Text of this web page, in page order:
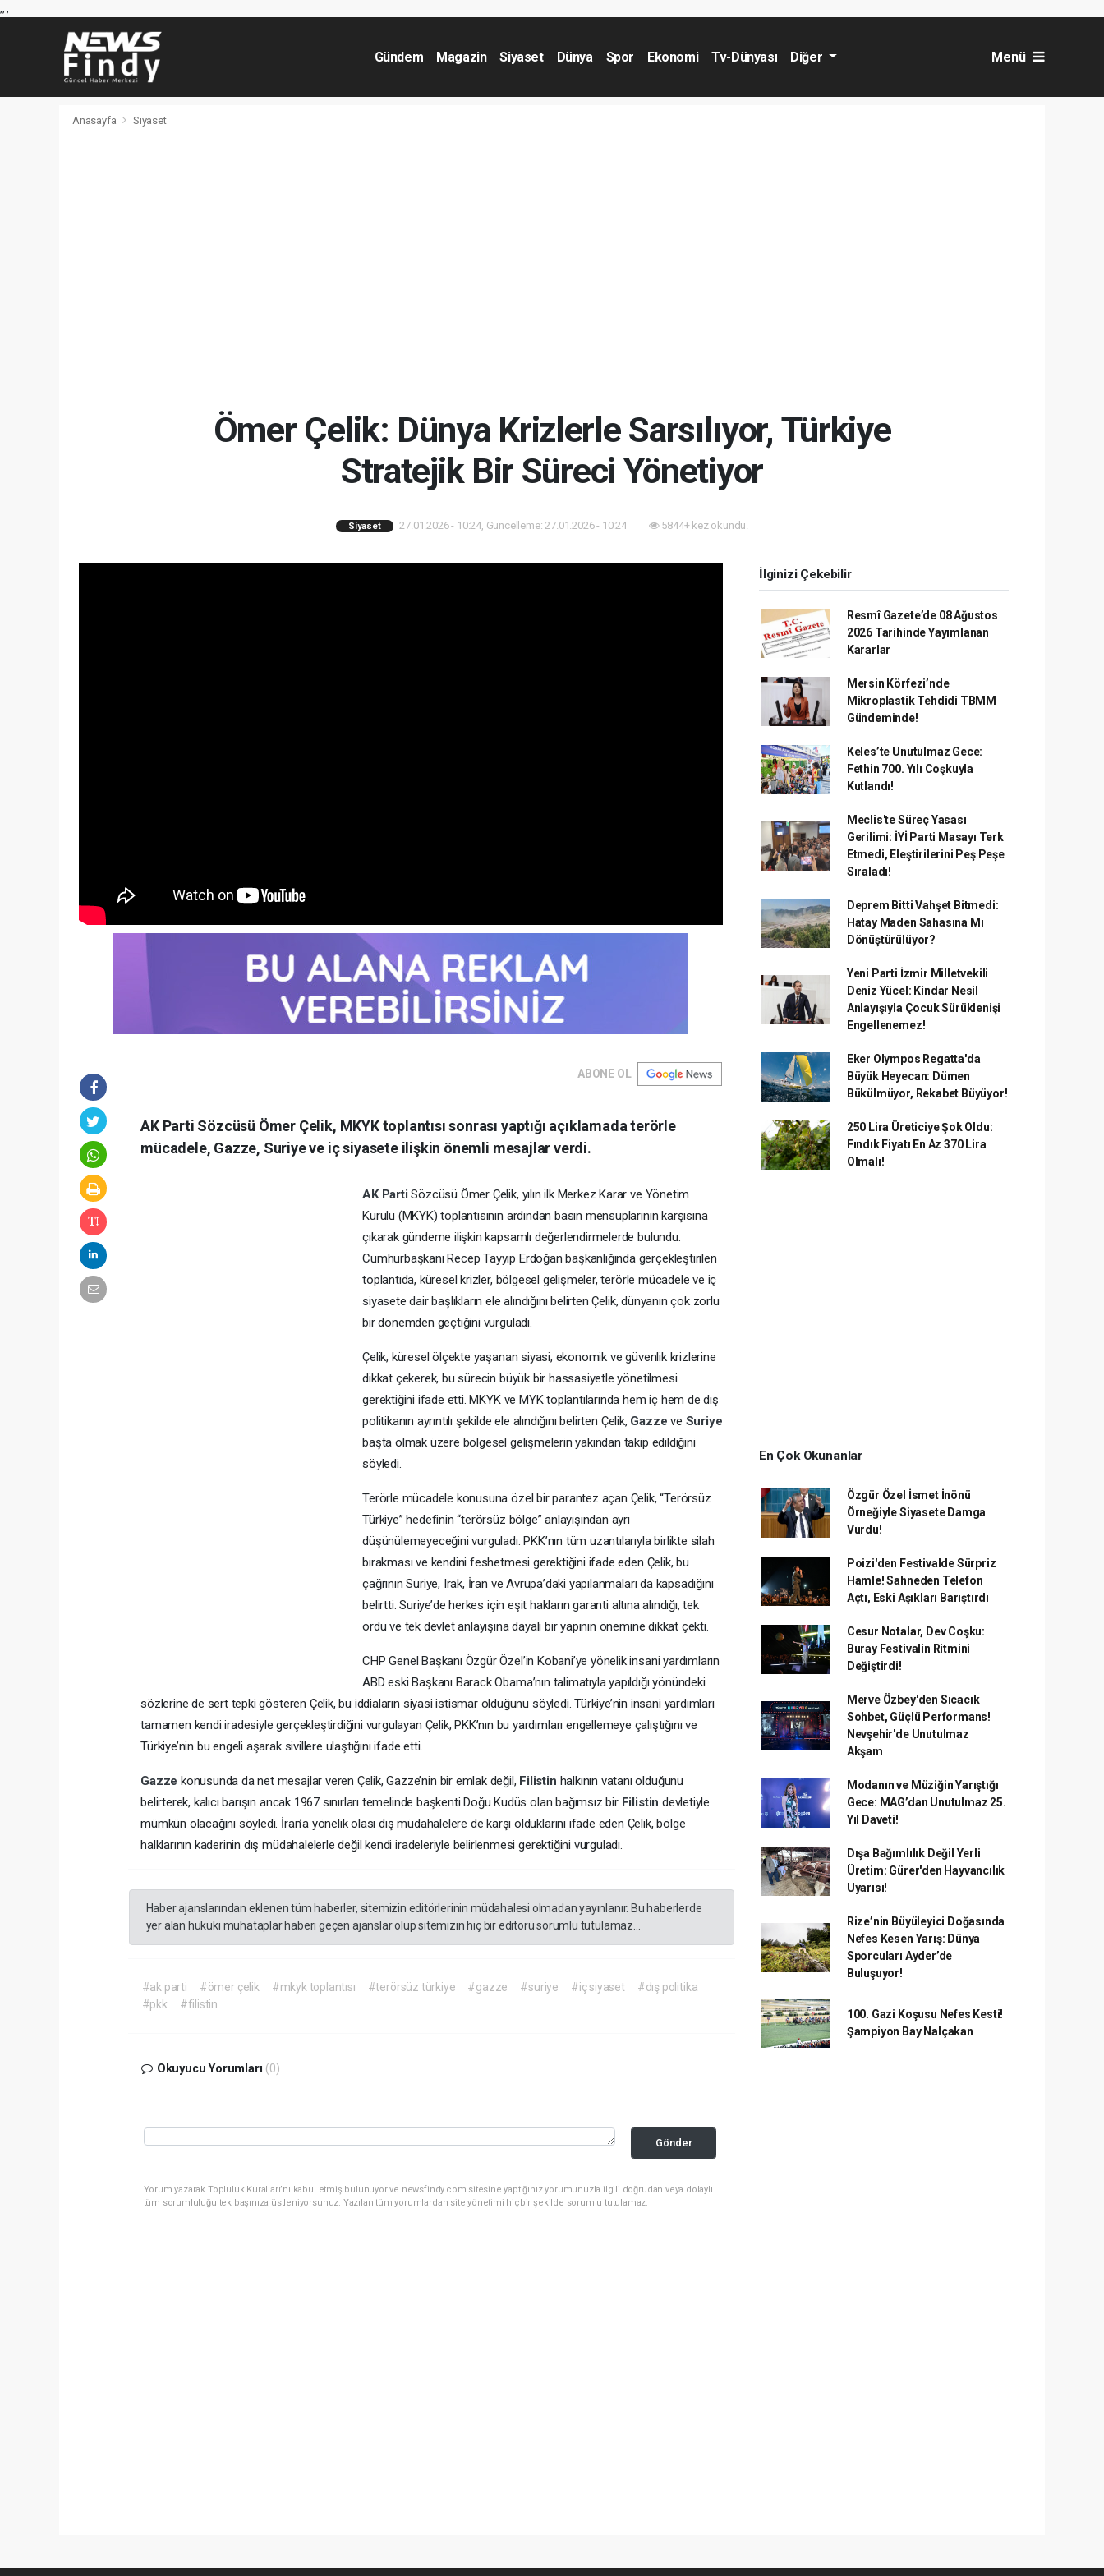
,,,
Gündem Magazin Siyaset Dünya Spor Ekonomi Tv-Dünyası Diğer Menü
Anasayfa Siyaset
Ömer Çelik: Dünya Krizlerle Sarsılıyor, Türkiye
Stratejik Bir Süreci Yönetiyor
Siyaset 27.01.2026 - 10:24, Güncelleme: 27.01.2026 - 10:24 5844+ kez okundu.
ABONE OL
AK Parti Sözcüsü Ömer Çelik, MKYK toplantısı sonrası yaptığı açıklamada terörle
mücadele, Gazze, Suriye ve iç siyasete ilişkin önemli mesajlar verdi.
AK PartiSözcüsü Ömer Çelik, yılın ilk Merkez Karar ve Yönetim
Kurulu (MKYK) toplantısının ardından basın mensuplarının karşısına
çıkarak gündeme ilişkin kapsamlı değerlendirmelerde bulundu.
Cumhurbaşkanı Recep Tayyip Erdoğan başkanlığında gerçekleştirilen
toplantıda, küresel krizler, bölgesel gelişmeler, terörle mücadele ve iç
siyasete dair başlıkların ele alındığını belirten Çelik, dünyanın çok zorlu
bir dönemden geçtiğini vurguladı.
Çelik, küresel ölçekte yaşanan siyasi, ekonomik ve güvenlik krizlerine
dikkat çekerek, bu sürecin büyük bir hassasiyetle yönetilmesi
gerektiğini ifade etti. MKYK ve MYK toplantılarında hem iç hem de dış
politikanın ayrıntılı şekilde ele alındığını belirten Çelik, Gazzeve Suriye
başta olmak üzere bölgesel gelişmelerin yakından takip edildiğini
söyledi.
Terörle mücadele konusuna özel bir parantez açan Çelik, “Terörsüz
Türkiye” hedefinin “terörsüz bölge” anlayışından ayrı
düşünülemeyeceğini vurguladı. PKK’nın tüm uzantılarıyla birlikte silah
bırakması ve kendini feshetmesi gerektiğini ifade eden Çelik, bu
çağrının Suriye, Irak, İran ve Avrupa’daki yapılanmaları da kapsadığını
belirtti. Suriye’de herkes için eşit hakların garanti altına alındığı, tek
ordu ve tek devlet anlayışına dayalı bir yapının önemine dikkat çekti.
CHP Genel Başkanı Özgür Özel’in Kobani’ye yönelik insani yardımların
ABD eski Başkanı Barack Obama’nın talimatıyla yapıldığı yönündeki
sözlerine de sert tepki gösteren Çelik, bu iddiaların siyasi istismar olduğunu söyledi. Türkiye’nin insani yardımları
tamamen kendi iradesiyle gerçekleştirdiğini vurgulayan Çelik, PKK’nın bu yardımları engellemeye çalıştığını ve
Türkiye’nin bu engeli aşarak sivillere ulaştığını ifade etti.
Gazze konusunda da net mesajlar veren Çelik, Gazze’nin bir emlak değil, Filistin halkının vatanı olduğunu
belirterek, kalıcı barışın ancak 1967 sınırları temelinde başkenti Doğu Kudüs olan bağımsız bir Filistin devletiyle
mümkün olacağını söyledi. İran’a yönelik olası dış müdahalelere de karşı olduklarını ifade eden Çelik, bölge
halklarının kaderinin dış müdahalelerle değil kendi iradeleriyle belirlenmesi gerektiğini vurguladı.
Haber ajanslarından eklenen tüm haberler, sitemizin editörlerinin müdahalesi olmadan yayınlanır. Bu haberlerde
yer alan hukuki muhataplar haberi geçen ajanslar olup sitemizin hiç bir editörü sorumlu tutulamaz...
#ak parti #ömer çelik #mkyk toplantısı #terörsüz türkiye #gazze #suriye #iç siyaset
#dış politika
#pkk
#filistin
Okuyucu Yorumları (0)
Gönder
Yorum yazarak Topluluk Kuralları’nı kabul etmiş bulunuyor ve newsfindy.com sitesine yaptığınız yorumunuzla ilgili doğrudan veya dolaylı
tüm sorumluluğu tek başınıza üstleniyorsunuz. Yazılan tüm yorumlardan site yönetimi hiçbir şekilde sorumlu tutulamaz.
İlginizi Çekebilir
Resmî Gazete’de 08 Ağustos
2026 Tarihinde Yayımlanan
Kararlar
Mersin Körfezi’nde
Mikroplastik Tehdidi TBMM
Gündeminde!
Keles’te Unutulmaz Gece:
Fethin 700. Yılı Coşkuyla
Kutlandı!
Meclis'te Süreç Yasası
Gerilimi: İYİ Parti Masayı Terk
Etmedi, Eleştirilerini Peş Peşe
Sıraladı!
Deprem Bitti Vahşet Bitmedi:
Hatay Maden Sahasına Mı
Dönüştürülüyor?
Yeni Parti İzmir Milletvekili
Deniz Yücel: Kindar Nesil
Anlayışıyla Çocuk Sürüklenişi
Engellenemez!
Eker Olympos Regatta'da
Büyük Heyecan: Dümen
Bükülmüyor, Rekabet Büyüyor!
250 Lira Üreticiye Şok Oldu:
Fındık Fiyatı En Az 370 Lira
Olmalı!
En Çok Okunanlar
Özgür Özel İsmet İnönü
Örneğiyle Siyasete Damga
Vurdu!
Poizi'den Festivalde Sürpriz
Hamle! Sahneden Telefon
Açtı, Eski Aşıkları Barıştırdı
Cesur Notalar, Dev Coşku:
Buray Festivalin Ritmini
Değiştirdi!
Merve Özbey'den Sıcacık
Sohbet, Güçlü Performans!
Nevşehir'de Unutulmaz
Akşam
Modanın ve Müziğin Yarıştığı
Gece: MAG’dan Unutulmaz 25.
Yıl Daveti!
Dışa Bağımlılık Değil Yerli
Üretim: Gürer'den Hayvancılık
Uyarısı!
Rize’nin Büyüleyici Doğasında
Nefes Kesen Yarış: Dünya
Sporcuları Ayder’de
Buluşuyor!
100. Gazi Koşusu Nefes Kesti!
Şampiyon Bay Nalçakan